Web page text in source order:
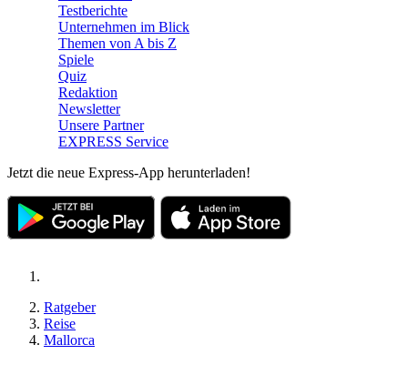
Testberichte
Unternehmen im Blick
Themen von A bis Z
Spiele
Quiz
Redaktion
Newsletter
Unsere Partner
EXPRESS Service
Jetzt die neue Express-App herunterladen!
Ratgeber
Reise
Mallorca